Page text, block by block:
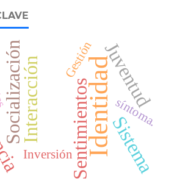
Identidad
Sentimientos
Interacción Juventud
Socialización
Sistema
síntoma.
Gestión
Inversión